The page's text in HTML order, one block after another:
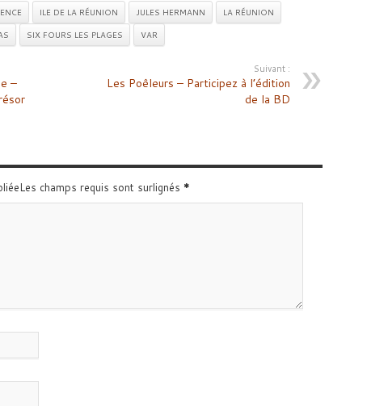
ILE DE LA RÉUNION JULES HERMANN
LA RÉUNION
SIX FOURS LES PLAGES VAR
–
Suivant :
Les Poêleurs – Participez à l’édition
de la BD
champs requis sont surlignés *